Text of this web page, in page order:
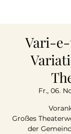
Vari-
Fr., 06.
Großes
der